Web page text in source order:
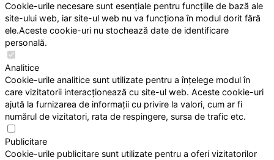
Cookie-urile necesare sunt esențiale pentru funcțiile de bază ale
site-ului web, iar site-ul web nu va funcționa în modul dorit fără
ele.Aceste cookie-uri nu stochează date de identificare
personală.
Analitice
Cookie-urile analitice sunt utilizate pentru a înțelege modul în
care vizitatorii interacționează cu site-ul web. Aceste cookie-uri
ajută la furnizarea de informații cu privire la valori, cum ar fi
numărul de vizitatori, rata de respingere, sursa de trafic etc.
Publicitare
Cookie-urile publicitare sunt utilizate pentru a oferi vizitatorilor